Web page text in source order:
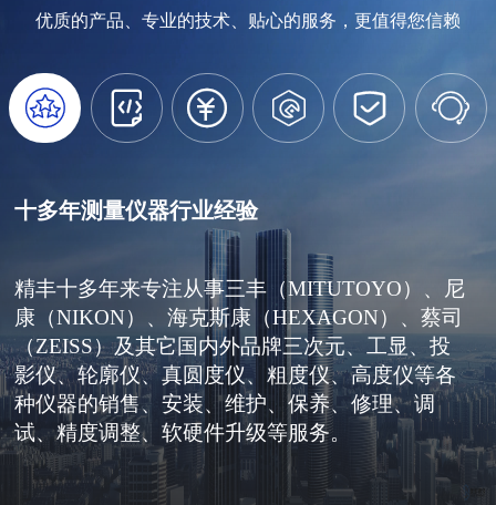
优质的产品、专业的技术、贴心的服务，更值得您信赖
     
十多年测量仪器行业经验
精丰十多年来专注从事三丰（MITUTOYO）、尼
康（NIKON）、海克斯康（HEXAGON）、蔡司
（ZEISS）及其它国内外品牌三次元、工显、投
影仪、轮廓仪、真圆度仪、粗度仪、高度仪等各
种仪器的销售、安装、维护、保养、修理、调
试、精度调整、软硬件升级等服务。